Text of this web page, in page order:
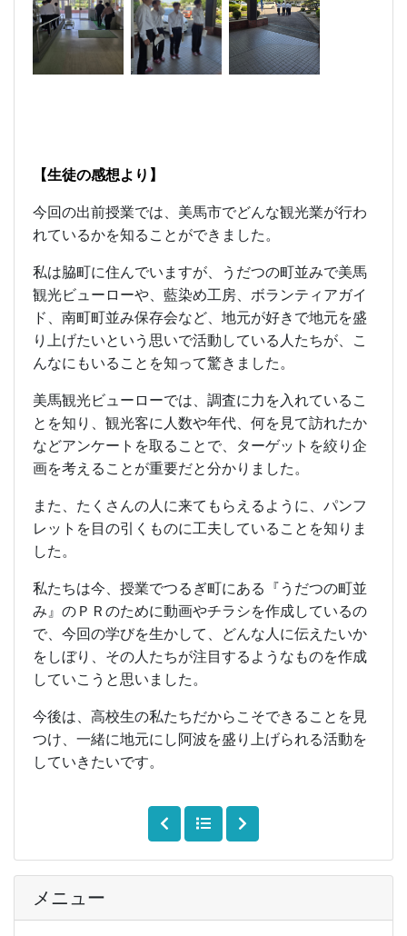
メニュー
【生徒の感想より】
今回の出前授業では、美馬市でどんな観光業が行わ
れているかを知ることができました。
私は脇町に住んでいますが、うだつの町並みで美馬
観光ビューローや、藍染め工房、ボランティアガイ
ド、南町町並み保存会など、地元が好きで地元を盛
り上げたいという思いで活動している人たちが、こ
んなにもいることを知って驚きました。
美馬観光ビューローでは、調査に力を入れているこ
とを知り、観光客に人数や年代、何を見て訪れたか
などアンケートを取ることで、ターゲットを絞り企
画を考えることが重要だと分かりました。
また、たくさんの人に来てもらえるように、パンフ
レットを目の引くものに工夫していることを知りま
した。
私たちは今、授業でつるぎ町にある『うだつの町並
み』のＰＲのために動画やチラシを作成しているの
で、今回の学びを生かして、どんな人に伝えたいか
をしぼり、その人たちが注目するようなものを作成
していこうと思いました。
今後は、高校生の私たちだからこそできることを見
つけ、一緒に地元にし阿波を盛り上げられる活動を
していきたいです。